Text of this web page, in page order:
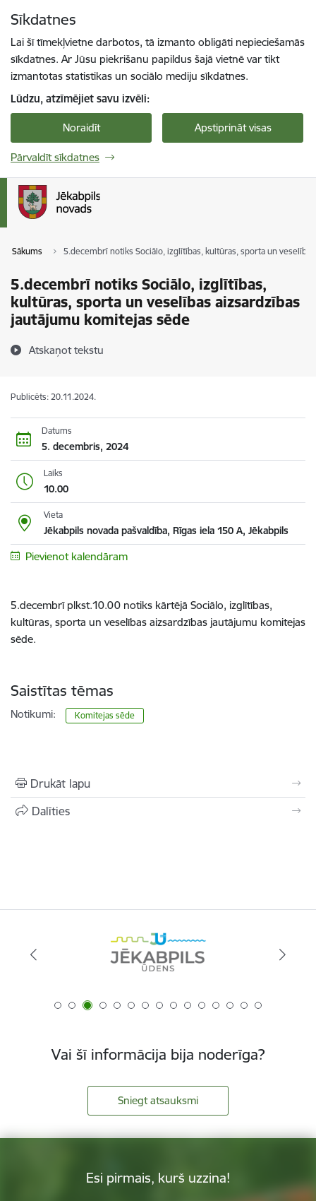
Sīkdatnes
Lai šī tīmekļvietne darbotos, tā izmanto obligāti nepieciešamās
sīkdatnes. Ar Jūsu piekrišanu papildus šajā vietnē var tikt
izmantotas statistikas un sociālo mediju sīkdatnes.
Lūdzu, atzīmējiet savu izvēli:
Noraidīt Apstiprināt visas
Pārvaldīt sīkdatnes
Sākums 5.decembrī notiks Sociālo, izglītības, kultūras, sporta un
5.decembrī notiks Sociālo, izglītības,
kultūras, sporta un veselības aizsardzības
jautājumu komitejas sēde
Atskaņot tekstu
Publicēts: 20.11.2024.
Datums
5. decembris, 2024
Laiks
10.00
Vieta
Jēkabpils novada pašvaldība, Rīgas iela 150 A, Jēkabpils
Pievienot kalendāram
5.decembrī plkst.10.00 notiks kārtējā Sociālo, izglītības,
kultūras, sporta un veselības aizsardzības jautājumu komitejas
sēde.
Saistītas tēmas
Notikumi: Komitejas sēde
Drukāt lapu
Dalīties
Vai šī informācija bija noderīga?
Sniegt atsauksmi
Esi pirmais, kurš uzzina!